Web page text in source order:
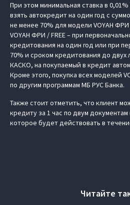
При этом минимальная ставка в
взять автокредит на один год с
не менее 70% для модели VOYAH
VOYAH ФРИ / FREE – при
кредитования на один год или при
70% и сроком кредитования до
КАСКО, на покупаемый в кредит
Кроме этого, покупка всех моделей
по другим программам МБ РУС Банка.
Также стоит отметить, что клиент
кредиту за 1 час по двум документам
которое будет действовать в
Читайте